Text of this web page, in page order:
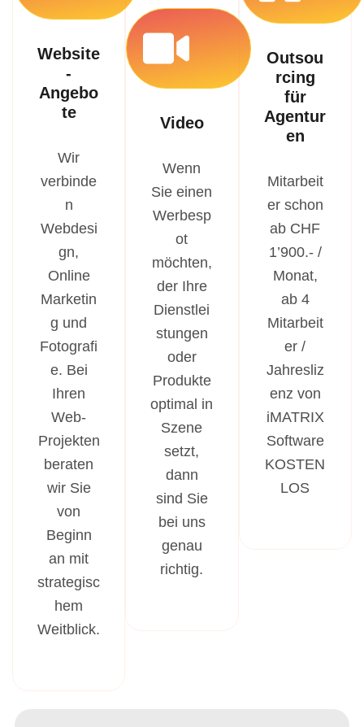
Website
-
Angebo
te
Wir
verbinde
n
Webdesi
gn,
Online
Marketin
g und
Fotografi
e. Bei
Ihren
Web-
Projekten
beraten
wir Sie
von
Beginn
an mit
strategisc
hem
Weitblick.
Video
Wenn
Sie einen
Werbesp
ot
möchten,
der Ihre
Dienstlei
stungen
oder
Produkte
optimal in
Szene
setzt,
dann
sind Sie
bei uns
genau
richtig.
Outsou
rcing
für
Agentur
en
Mitarbeit
er schon
ab CHF
1’900.- /
Monat,
ab 4
Mitarbeit
er /
Jahresliz
enz von
iMATRIX
Software
KOSTEN
LOS